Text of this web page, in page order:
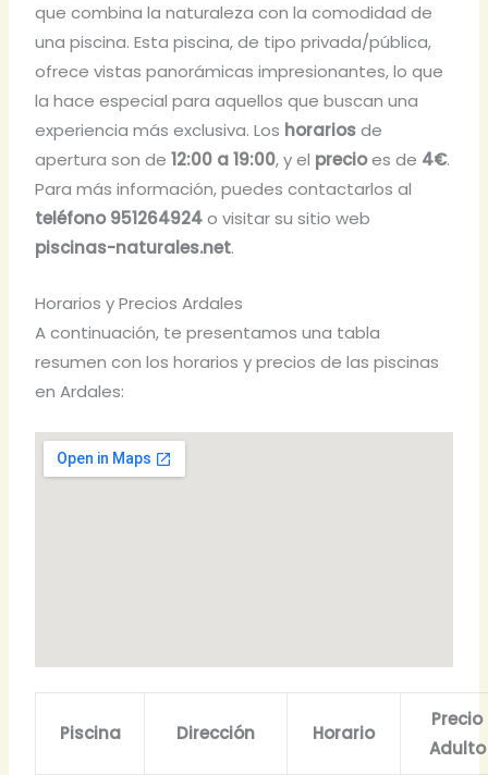
que combina la naturaleza con la comodidad de
una piscina. Esta piscina, de tipo privada/pública,
ofrece vistas panorámicas impresionantes, lo que
la hace especial para aquellos que buscan una
experiencia más exclusiva. Los horariosde
apertura son de12:00 a 19:00, y el precioes de 4€.
Para más información, puedes contactarlos al
teléfono 951264924o visitar su sitio web
piscinas-naturales.net.
Horarios y Precios Ardales
A continuación, te presentamos una tabla
resumen con los horarios y precios de las piscinas
en Ardales:
Piscina Dirección Horario
Precio
Adulto